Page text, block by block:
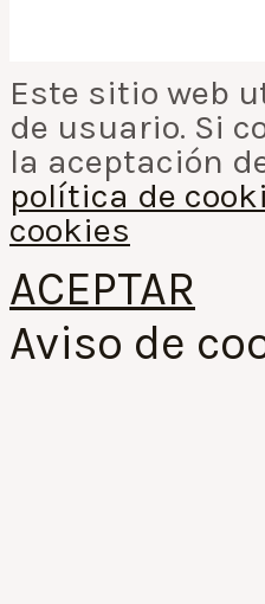
Este sitio web
de usuario. Si
la aceptación
política de
cookies
ACEPTAR
Aviso de